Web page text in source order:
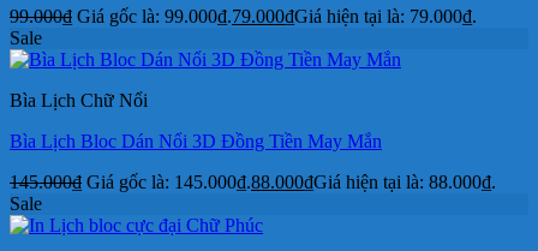
99.000₫ Giá gốc là: 99.000₫.79.000₫Giá hiện tại là: 79.000₫.
Sale
Bìa Lịch Chữ Nổi
Bìa Lịch Bloc Dán Nổi 3D Đồng Tiền May Mắn
145.000₫ Giá gốc là: 145.000₫.88.000₫Giá hiện tại là: 88.000₫.
Sale